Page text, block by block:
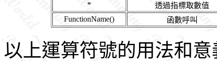
*
透過指標取數值
FunctionName()
函數呼叫
以上運算符號的用法和